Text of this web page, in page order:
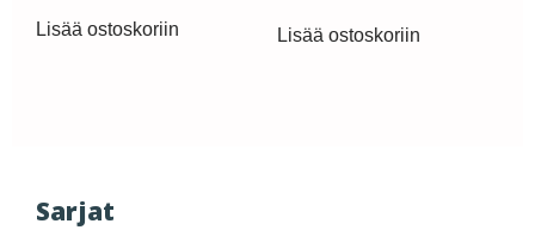
€30,00.
is:
€10,00.
Lisää ostoskoriin Lisää ostoskoriin
Sarjat